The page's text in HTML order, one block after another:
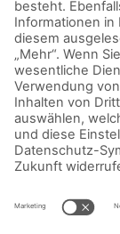
vergessen,
auch sehen